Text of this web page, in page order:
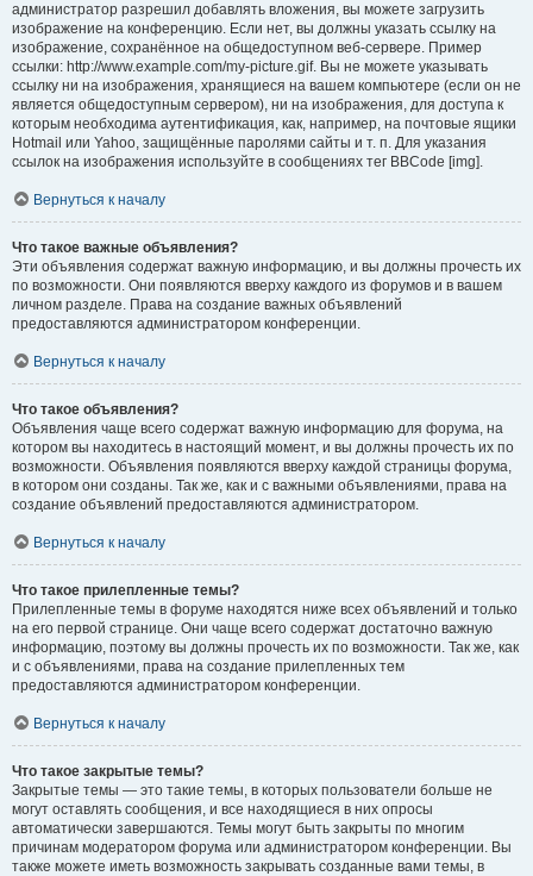
администратор разрешил добавлять вложения, вы можете загрузить
изображение на конференцию. Если нет, вы должны указать ссылку на
изображение, сохранённое на общедоступном веб-сервере. Пример
ссылки: http://www.example.com/my-picture.gif. Вы не можете указывать
ссылку ни на изображения, хранящиеся на вашем компьютере (если он не
является общедоступным сервером), ни на изображения, для доступа к
которым необходима аутентификация, как, например, на почтовые ящики
Hotmail или Yahoo, защищённые паролями сайты и т. п. Для указания
ссылок на изображения используйте в сообщениях тег BBCode [img].
Вернуться к началу
Что такое важные объявления?
Эти объявления содержат важную информацию, и вы должны прочесть их
по возможности. Они появляются вверху каждого из форумов и в вашем
личном разделе. Права на создание важных объявлений
предоставляются администратором конференции.
Вернуться к началу
Что такое объявления?
Объявления чаще всего содержат важную информацию для форума, на
котором вы находитесь в настоящий момент, и вы должны прочесть их по
возможности. Объявления появляются вверху каждой страницы форума,
в котором они созданы. Так же, как и с важными объявлениями, права на
создание объявлений предоставляются администратором.
Вернуться к началу
Что такое прилепленные темы?
Прилепленные темы в форуме находятся ниже всех объявлений и только
на его первой странице. Они чаще всего содержат достаточно важную
информацию, поэтому вы должны прочесть их по возможности. Так же, как
и с объявлениями, права на создание прилепленных тем
предоставляются администратором конференции.
Вернуться к началу
Что такое закрытые темы?
Закрытые темы — это такие темы, в которых пользователи больше не
могут оставлять сообщения, и все находящиеся в них опросы
автоматически завершаются. Темы могут быть закрыты по многим
причинам модератором форума или администратором конференции. Вы
также можете иметь возможность закрывать созданные вами темы, в